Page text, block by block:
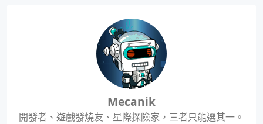
Mecanik
開發者、遊戲發燒友、星際探險家，三者只能選其一。